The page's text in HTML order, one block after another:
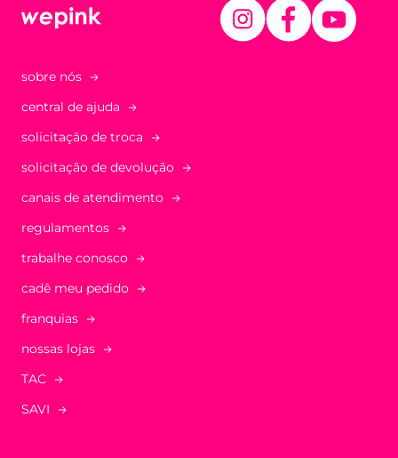
sobre nós
central de ajuda
solicitação de troca
solicitação de devolução
canais de atendimento
regulamentos
trabalhe conosco
cadê meu pedido
franquias
nossas lojas
TAC
SAVI